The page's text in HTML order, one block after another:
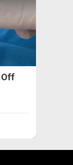
Off